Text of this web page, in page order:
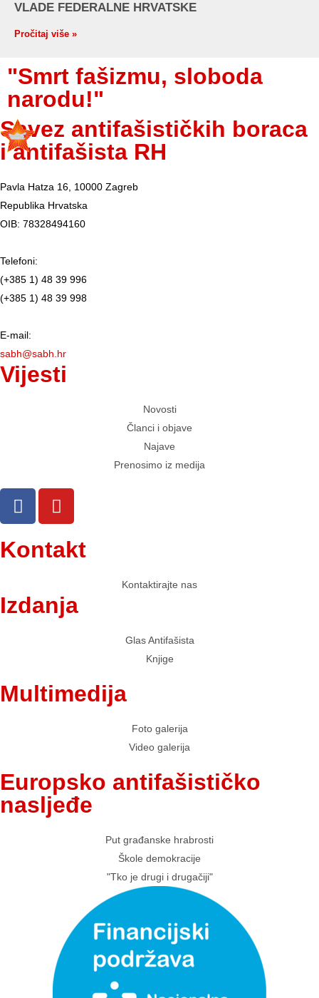
VLADE FEDERALNE HRVATSKE
Pročitaj više »
"Smrt fašizmu, sloboda
narodu!"
Savez antifašističkih boraca
i antifašista RH
Pavla Hatza 16, 10000 Zagreb
Republika Hrvatska
OIB: 78328494160
Telefoni:
(+385 1) 48 39 996
(+385 1) 48 39 998
E-mail:
sabh@sabh.hr
Vijesti
Novosti
Članci i objave
Najave
Prenosimo iz medija
Kontakt
Kontaktirajte nas
Izdanja
Glas Antifašista
Knjige
Multimedija
Foto galerija
Video galerija
Europsko antifašističko
nasljeđe
Put građanske hrabrosti
Škole demokracije
"Tko je drugi i drugačiji"